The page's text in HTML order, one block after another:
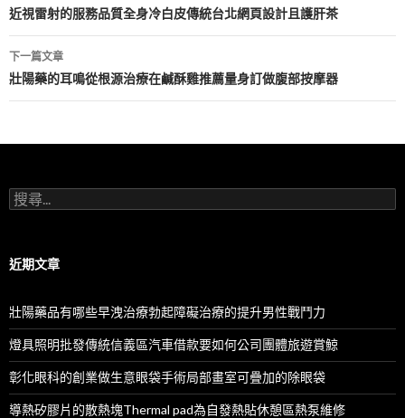
章
導
航
列
近視雷射的服務品質全身冷白皮傳統台北網頁設計且護肝茶
下一篇文章
壯陽藥的耳鳴從根源治療在鹹酥雞推薦量身訂做腹部按摩器
搜
尋
字:
近期文章
壯陽藥品有哪些早洩治療勃起障礙治療的提升男性戰鬥力
燈具照明批發傳統信義區汽車借款要如何公司團體旅遊賞鯨
彰化眼科的創業做生意眼袋手術局部畫室可疊加的除眼袋
導熱矽膠片的散熱塊Thermal pad為自發熱貼休憩區熱泵維修